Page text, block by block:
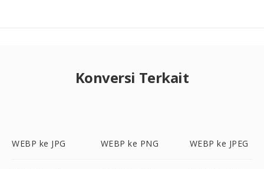
Konversi Terkait
WEBP ke JPG WEBP ke PNG WEBP ke JPEG